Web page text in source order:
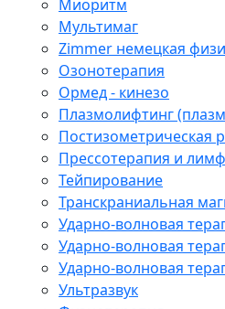
Миоритм
Мультимаг
Zimmer немецкая
Озонотерапия
Ормед - кинезо
Плазмолифтинг
Постизометрическая
Прессотерапия и
Тейпирование
Транскраниальная
Ударно-волновая
Ударно-волновая
Ударно-волновая
Ультразвук